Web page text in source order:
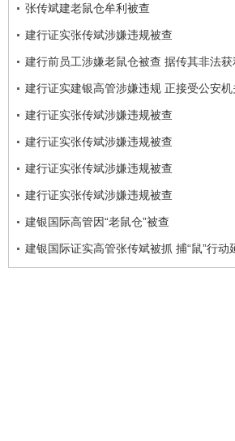
张传斌建老鼠仓牟利被查
建行证实张传斌涉嫌违规被查
建行前员工涉嫌老鼠仓被查 据传其非法
建行证实建银高管涉嫌违规 正接受公安机
建行证实张传斌涉嫌违规被查
建行证实张传斌涉嫌违规被查
建行证实张传斌涉嫌违规被查
建行证实张传斌涉嫌违规被查
建银国际高管因“老鼠仓”被查
建银国际证实高管张传斌被抓 捕“鼠”行动